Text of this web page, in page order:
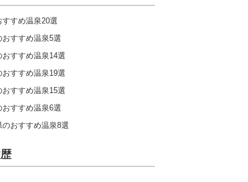
すすめ温泉20選
おすすめ温泉5選
おすすめ温泉14選
おすすめ温泉19選
おすすめ温泉15選
おすすめ温泉6選
のおすすめ温泉8選